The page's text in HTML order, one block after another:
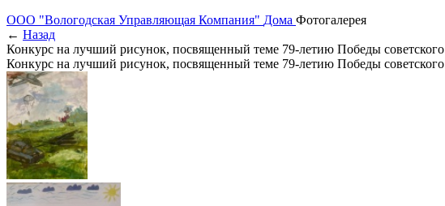
ООО "Вологодская Управляющая Компания" Дома Фотогалерея
← Назад
Конкурс на лучший рисунок, посвященный теме 79-летию Победы
Конкурс на лучший рисунок, посвященный теме 79-летию Победы